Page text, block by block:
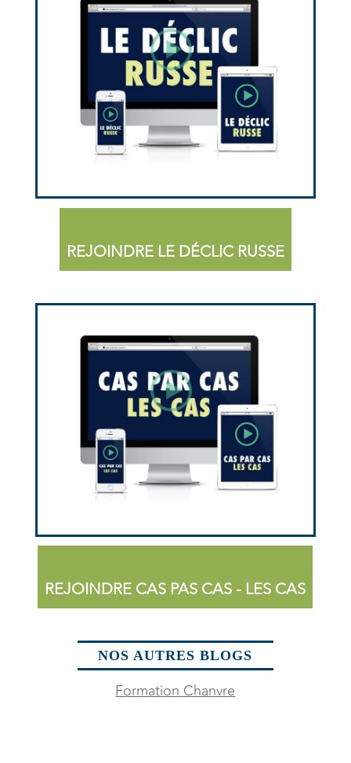
REJOINDRE LE DÉCLIC RUSSE
REJOINDRE CAS PAS CAS - LES CAS
NOS AUTRES BLOGS
Formation Chanvre